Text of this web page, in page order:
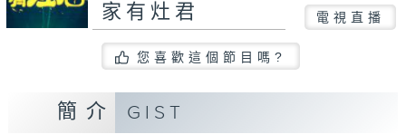
家有灶君 電視直播
您喜歡這個節目嗎?
簡介 GIST